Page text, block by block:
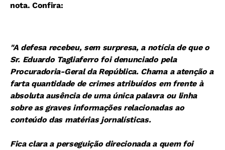
nota. Confira:
"A defesa recebeu, sem surpresa, a notícia de que o
Sr. Eduardo Tagliaferro foi denunciado pela
Procuradoria-Geral da República. Chama a atenção a
farta quantidade de crimes atribuídos em frente à
absoluta ausência de uma única palavra ou linha
sobre as graves informações relacionadas ao
conteúdo das matérias jornalísticas.
Fica clara a perseguição direcionada a quem foi